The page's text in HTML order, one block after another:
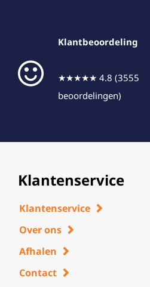
Klantbeoordeling
★★★★★ 4.8 (3555
beoordelingen)
Klantenservice
Klantenservice
Over ons
Afhalen
Contact